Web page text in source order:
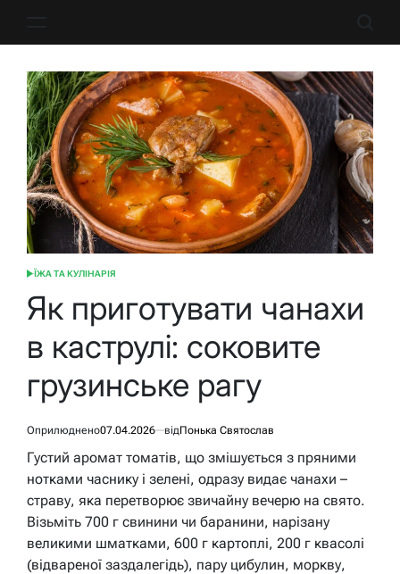
ОПУБЛІКУВАТИ
ЇЖА ТА КУЛІНАРІЯ
Як приготувати чанахи
в каструлі: соковите
грузинське рагу
Оприлюднено07.04.2026 відПонька Святослав
Густий аромат томатів, що змішується з пряними
нотками часнику і зелені, одразу видає чанахи –
страву, яка перетворює звичайну вечерю на свято.
Візьміть 700 г свинини чи баранини, нарізану
великими шматками, 600 г картоплі, 200 г квасолі
(відвареної заздалегідь), пару цибулин, моркву,